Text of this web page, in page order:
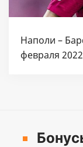
Наполи –
февраля 2022